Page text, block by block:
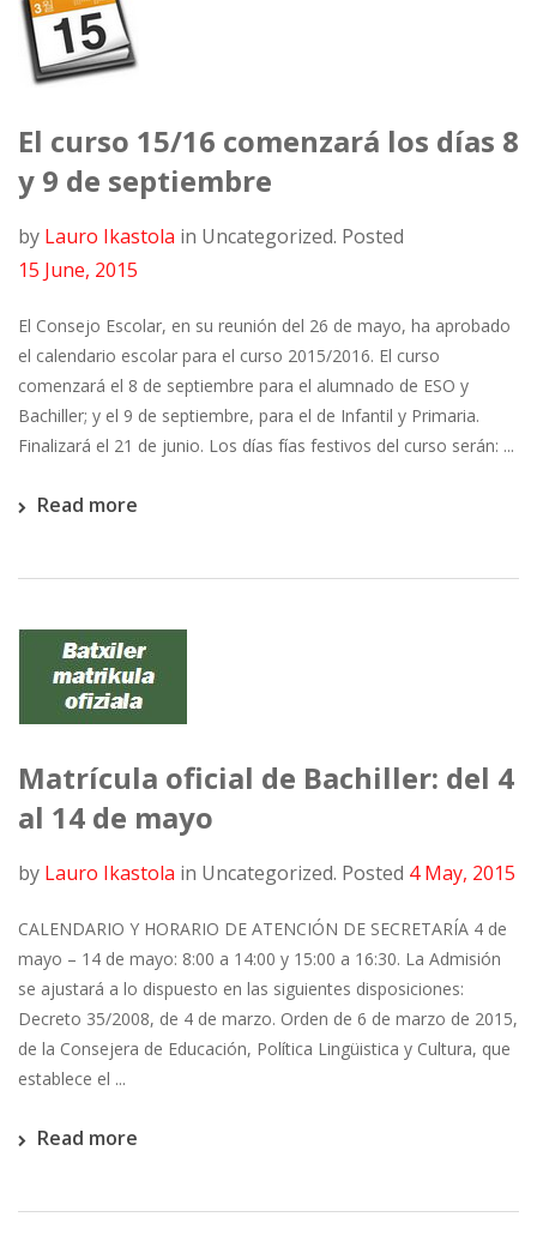
El curso 15/16 comenzará los días 8
y 9 de septiembre
by Lauro Ikastola in Uncategorized. Posted
15 June, 2015
El Consejo Escolar, en su reunión del 26 de mayo, ha aprobado
el calendario escolar para el curso 2015/2016. El curso
comenzará el 8 de septiembre para el alumnado de ESO y
Bachiller; y el 9 de septiembre, para el de Infantil y Primaria.
Finalizará el 21 de junio. Los días fías festivos del curso serán: ...
Read more
Matrícula oficial de Bachiller: del 4
al 14 de mayo
by Lauro Ikastola in Uncategorized. Posted 4 May, 2015
CALENDARIO Y HORARIO DE ATENCIÓN DE SECRETARÍA 4 de
mayo – 14 de mayo: 8:00 a 14:00 y 15:00 a 16:30. La Admisión
se ajustará a lo dispuesto en las siguientes disposiciones:
Decreto 35/2008, de 4 de marzo. Orden de 6 de marzo de 2015,
de la Consejera de Educación, Política Lingüistica y Cultura, que
establece el ...
Read more